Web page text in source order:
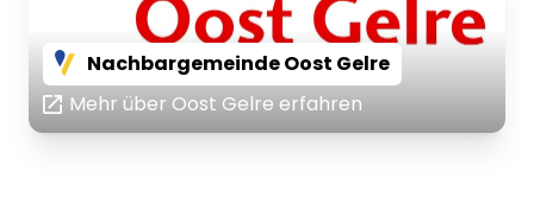
Nachbargemeinde Oost Gelre
Mehr über Oost Gelre erfahren